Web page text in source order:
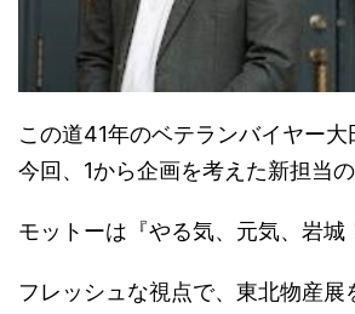
この道41年のベテランバイヤー大
今回、1から企画を考えた新担当の
モットーは『やる気、元気、岩城
フレッシュな視点で、東北物産展